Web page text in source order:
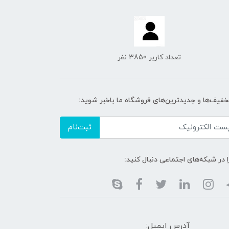
تعداد کاربر 3850 نفر
و جدیدترین‌های فروشگاه ما باخبر شوید:
ثبت‌نام
در شبکه‌های اجتماعی دنبال کنید:
آدرس ایمیل: